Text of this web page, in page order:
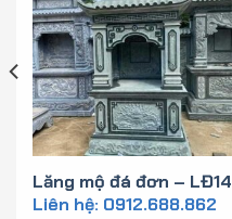
Lăng mộ đá đơn – LĐ14
Liên hệ: 0912.688.862